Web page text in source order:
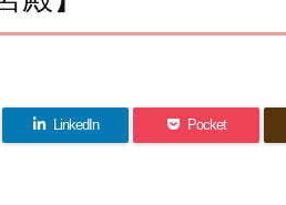
LinkedIn Pocket